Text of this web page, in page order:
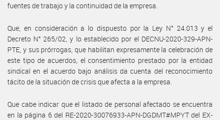
fuentes de trabajo y la continuidad de la empresa.
Que, en consideración a lo dispuesto por la Ley N° 24.013 y el
Decreto N° 265/02, y lo establecido por el DECNU-2020-329-APN-
PTE, y sus prórrogas, que habilitan expresamente la celebración de
este tipo de acuerdos, el consentimiento prestado por la entidad
sindical en el acuerdo bajo análisis da cuenta del reconocimiento
tácito de la situación de crisis que afecta a la empresa.
Que cabe indicar que el listado de personal afectado se encuentra
en la página 6 del RE-2020-30076933-APN-DGDMT#MPYT del EX-